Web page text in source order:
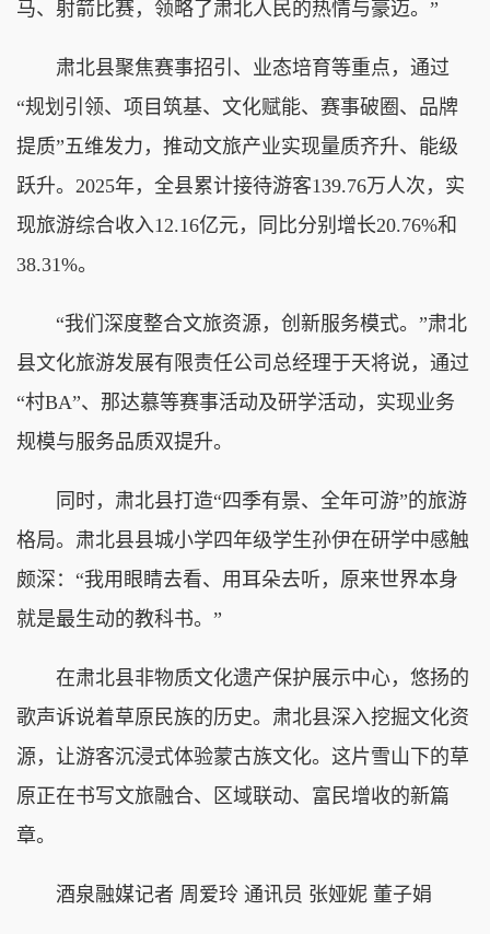
马、射箭比赛，领略了肃北人民的热情与豪迈。”
肃北县聚焦赛事招引、业态培育等重点，通过
“规划引领、项目筑基、文化赋能、赛事破圈、品牌
提质”五维发力，推动文旅产业实现量质齐升、能级
跃升。2025年，全县累计接待游客139.76万人次，实
现旅游综合收入12.16亿元，同比分别增长20.76%和
38.31%。
“我们深度整合文旅资源，创新服务模式。”肃北
县文化旅游发展有限责任公司总经理于天将说，通过
“村BA”、那达慕等赛事活动及研学活动，实现业务
规模与服务品质双提升。
同时，肃北县打造“四季有景、全年可游”的旅游
格局。肃北县县城小学四年级学生孙伊在研学中感触
颇深：“我用眼睛去看、用耳朵去听，原来世界本身
就是最生动的教科书。”
在肃北县非物质文化遗产保护展示中心，悠扬的
歌声诉说着草原民族的历史。肃北县深入挖掘文化资
源，让游客沉浸式体验蒙古族文化。这片雪山下的草
原正在书写文旅融合、区域联动、富民增收的新篇
章。
酒泉融媒记者 周爱玲 通讯员 张娅妮 董子娟